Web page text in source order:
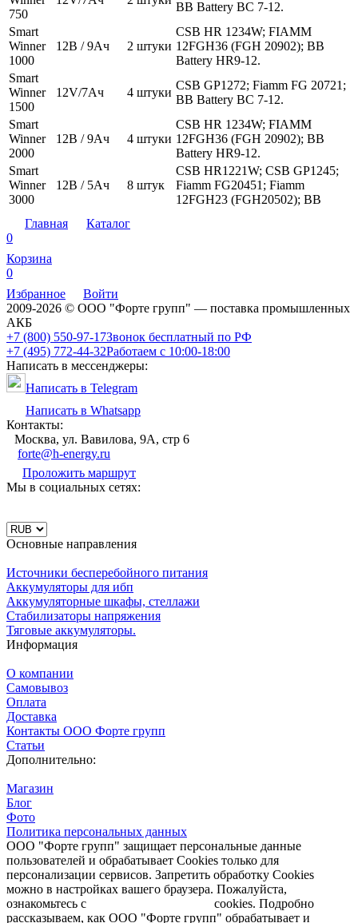
750
BB Battery BC 7-12.
Smart
Winner
1000
12В / 9Ач 2 штуки
CSB HR 1234W; FIAMM
12FGH36 (FGH 20902); BB
Battery HR9-12.
Smart
Winner
1500
12V/7Aч 4 штуки
CSB GP1272; Fiamm FG 20721;
BB Battery BC 7-12.
Smart
Winner
2000
12В / 9Ач 4 штуки
CSB HR 1234W; FIAMM
12FGH36 (FGH 20902); BB
Battery HR9-12.
Smart
Winner
3000
12В / 5Ач 8 штук
CSB HR1221W; CSB GP1245;
Fiamm FG20451; Fiamm
12FGH23 (FGH20502); BB
Главная
Каталог
0
Корзина
0
Избранное
Войти
2009-2026 © ООО "Форте групп" — поставка промышленных
АКБ
+7 (800) 550-97-17Звонок бесплатный по РФ
+7 (495) 772-44-32Работаем с 10:00-18:00
Написать в мессенджеры:
Написать в Telegram
Написать в Whatsapp
Контакты:
Москва, ул. Вавилова, 9А, стр 6
forte@h-energy.ru
Проложить маршрут
Мы в социальных сетях:
Основные направления
Источники бесперебойного питания
Аккумуляторы для ибп
Аккумуляторные шкафы, стеллажи
Стабилизаторы напряжения
Тяговые аккумуляторы.
Информация
О компании
Самовывоз
Оплата
Доставка
Контакты ООО Форте групп
Статьи
Дополнительно:
Магазин
Блог
Фото
Политика персональных данных
ООО "Форте групп" защищает персональные данные
пользователей и обрабатывает Cookies только для
персонализации сервисов. Запретить обработку Cookies
можно в настройках вашего браузера. Пожалуйста,
ознакомьтесь с
cookies. Подробно
рассказываем, как ООО "Форте групп" обрабатывает и